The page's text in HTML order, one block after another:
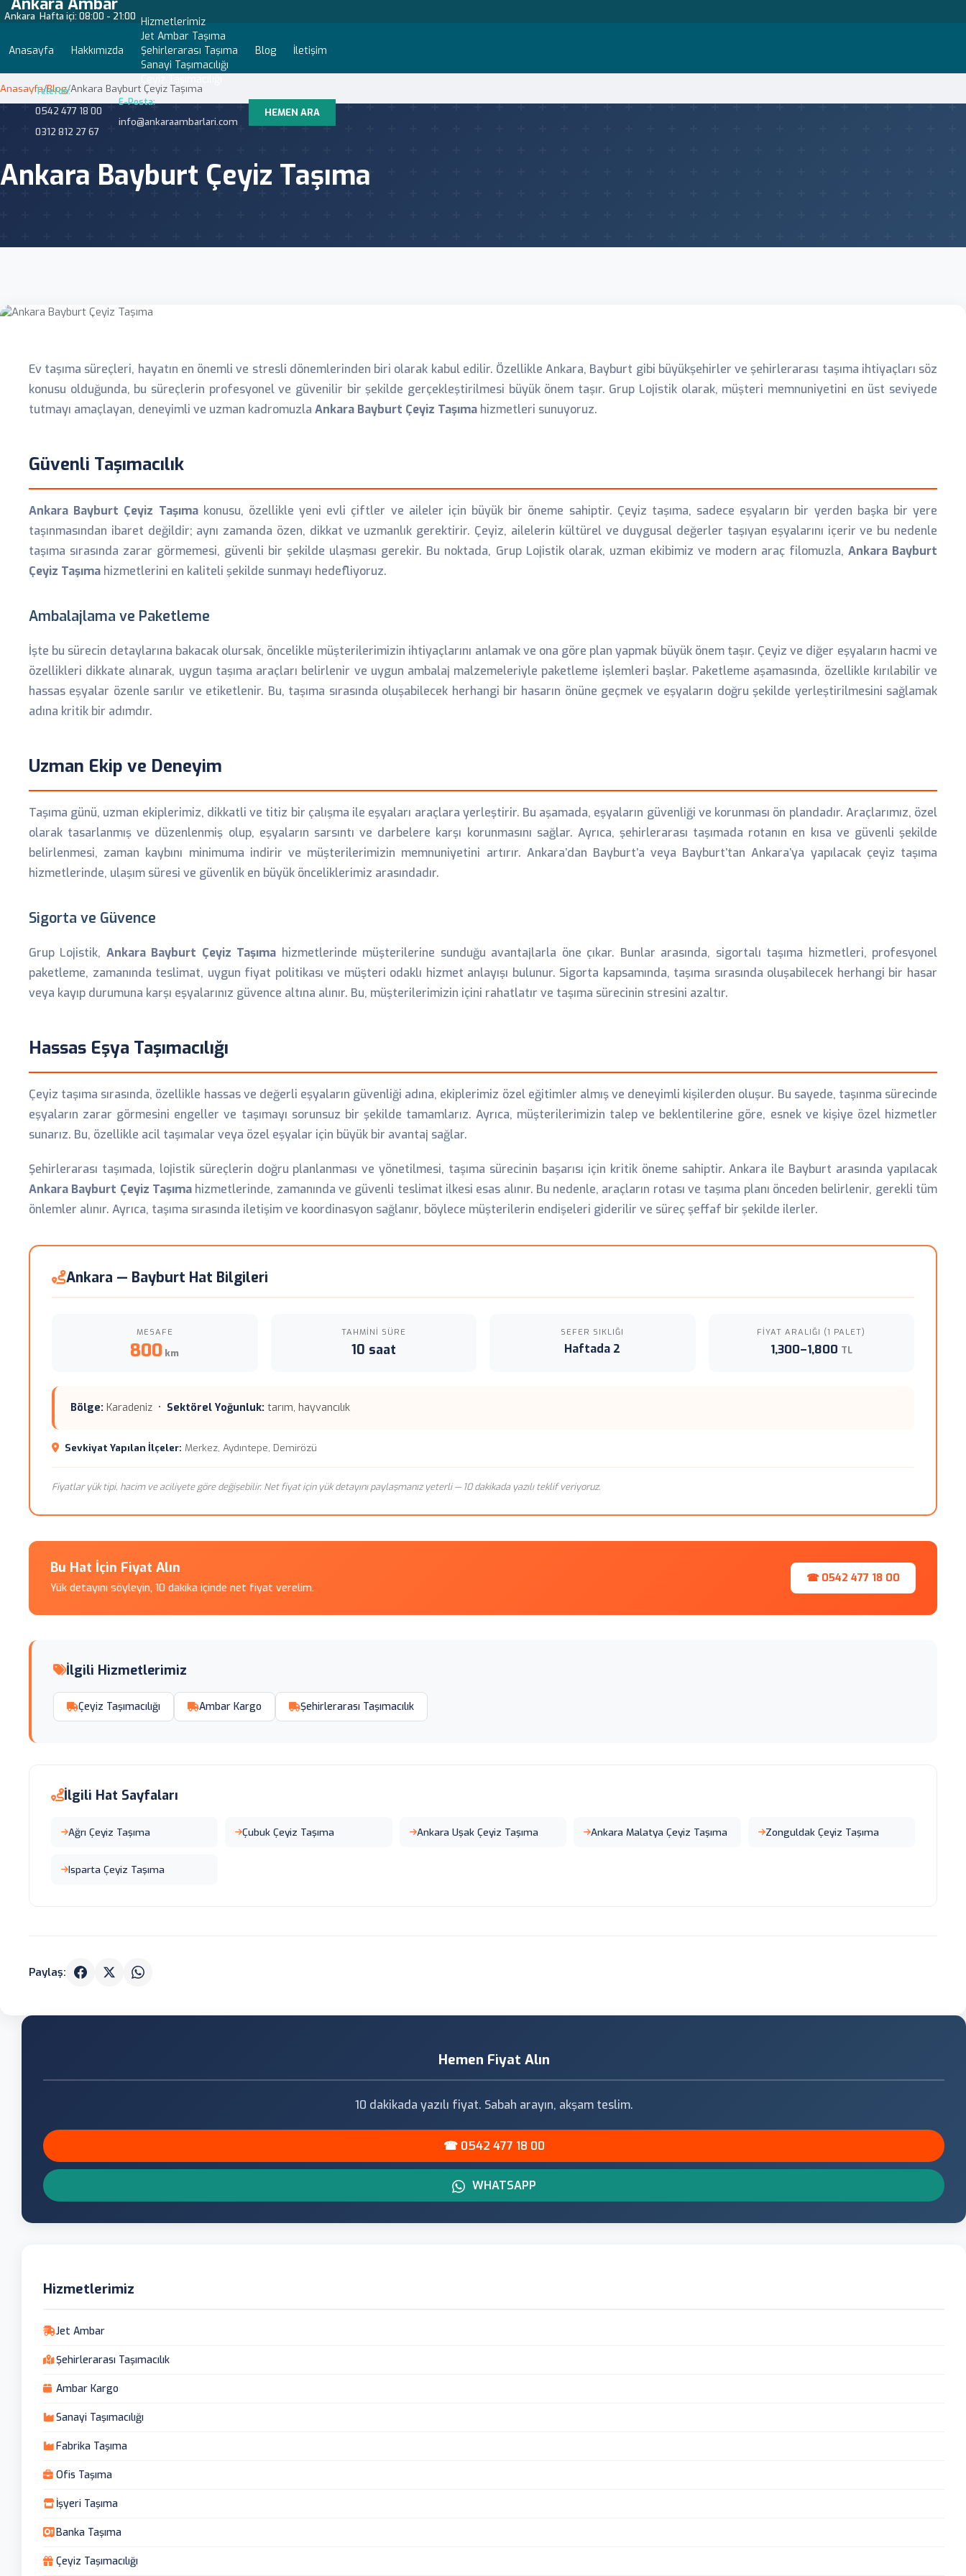
Ankara Hafta içi: 08:00 - 21:00
Anasayfa Hakkımızda
Hizmetlerimiz
Jet Ambar Taşıma
Şehirlerarası Taşıma
Sanayi Taşımacılığı
Blog İletişim
Telefon:
0542 477 18 00
0312 812 27 67
E-Posta:
info@ankaraambarlari.com
HEMEN ARA
Anasayfa/Blog/Ankara Bayburt Çeyiz Taşıma
Ankara Bayburt Çeyiz Taşıma
Ev taşıma süreçleri, hayatın en önemli ve stresli dönemlerinden biri olarak kabul edilir. Özellikle Ankara, Bayburt gibi büyükşehirler ve şehirlerarası taşıma ihtiyaçları söz
konusu olduğunda, bu süreçlerin profesyonel ve güvenilir bir şekilde gerçekleştirilmesi büyük önem taşır. Grup Lojistik olarak, müşteri memnuniyetini en üst seviyede
tutmayı amaçlayan, deneyimli ve uzman kadromuzla Ankara Bayburt Çeyiz Taşıma hizmetleri sunuyoruz.
Güvenli Taşımacılık
Ankara Bayburt Çeyiz Taşımakonusu, özellikle yeni evli çiftler ve aileler için büyük bir öneme sahiptir. Çeyiz taşıma, sadece eşyaların bir yerden başka bir yere
taşınmasından ibaret değildir; aynı zamanda özen, dikkat ve uzmanlık gerektirir. Çeyiz, ailelerin kültürel ve duygusal değerler taşıyan eşyalarını içerir ve bu nedenle
taşıma sırasında zarar görmemesi, güvenli bir şekilde ulaşması gerekir. Bu noktada, Grup Lojistik olarak, uzman ekibimiz ve modern araç filomuzla, Ankara Bayburt
Çeyiz Taşıma hizmetlerini en kaliteli şekilde sunmayı hedefliyoruz.
Ambalajlama ve Paketleme
İşte bu sürecin detaylarına bakacak olursak, öncelikle müşterilerimizin ihtiyaçlarını anlamak ve ona göre plan yapmak büyük önem taşır. Çeyiz ve diğer eşyaların hacmi ve
özellikleri dikkate alınarak, uygun taşıma araçları belirlenir ve uygun ambalaj malzemeleriyle paketleme işlemleri başlar. Paketleme aşamasında, özellikle kırılabilir ve
hassas eşyalar özenle sarılır ve etiketlenir. Bu, taşıma sırasında oluşabilecek herhangi bir hasarın önüne geçmek ve eşyaların doğru şekilde yerleştirilmesini sağlamak
adına kritik bir adımdır.
Uzman Ekip ve Deneyim
Taşıma günü, uzman ekiplerimiz, dikkatli ve titiz bir çalışma ile eşyaları araçlara yerleştirir. Bu aşamada, eşyaların güvenliği ve korunması ön plandadır. Araçlarımız, özel
olarak tasarlanmış ve düzenlenmiş olup, eşyaların sarsıntı ve darbelere karşı korunmasını sağlar. Ayrıca, şehirlerarası taşımada rotanın en kısa ve güvenli şekilde
belirlenmesi, zaman kaybını minimuma indirir ve müşterilerimizin memnuniyetini artırır. Ankara’dan Bayburt’a veya Bayburt’tan Ankara’ya yapılacak çeyiz taşıma
hizmetlerinde, ulaşım süresi ve güvenlik en büyük önceliklerimiz arasındadır.
Sigorta ve Güvence
Grup Lojistik, Ankara Bayburt Çeyiz Taşıma hizmetlerinde müşterilerine sunduğu avantajlarla öne çıkar. Bunlar arasında, sigortalı taşıma hizmetleri, profesyonel
paketleme, zamanında teslimat, uygun fiyat politikası ve müşteri odaklı hizmet anlayışı bulunur. Sigorta kapsamında, taşıma sırasında oluşabilecek herhangi bir hasar
veya kayıp durumuna karşı eşyalarınız güvence altına alınır. Bu, müşterilerimizin içini rahatlatır ve taşıma sürecinin stresini azaltır.
Hassas Eşya Taşımacılığı
Çeyiz taşıma sırasında, özellikle hassas ve değerli eşyaların güvenliği adına, ekiplerimiz özel eğitimler almış ve deneyimli kişilerden oluşur. Bu sayede, taşınma sürecinde
eşyaların zarar görmesini engeller ve taşımayı sorunsuz bir şekilde tamamlarız. Ayrıca, müşterilerimizin talep ve beklentilerine göre, esnek ve kişiye özel hizmetler
sunarız. Bu, özellikle acil taşımalar veya özel eşyalar için büyük bir avantaj sağlar.
Şehirlerarası taşımada, lojistik süreçlerin doğru planlanması ve yönetilmesi, taşıma sürecinin başarısı için kritik öneme sahiptir. Ankara ile Bayburt arasında yapılacak
Ankara Bayburt Çeyiz Taşımahizmetlerinde, zamanında ve güvenli teslimat ilkesi esas alınır. Bu nedenle, araçların rotası ve taşıma planı önceden belirlenir, gerekli tüm
önlemler alınır. Ayrıca, taşıma sırasında iletişim ve koordinasyon sağlanır, böylece müşterilerin endişeleri giderilir ve süreç şeffaf bir şekilde ilerler.
Ankara — Bayburt Hat Bilgileri
MESAFE
800 km
TAHMINI SÜRE
10 saat
SEFER SIKLIĞI
Haftada 2
FIYAT ARALIĞI (1 PALET)
1,300–1,800 TL
Bölge: Karadeniz • Sektörel Yoğunluk: tarım, hayvancılık
Sevkiyat Yapılan İlçeler: Merkez, Aydıntepe, Demirözü
Fiyatlar yük tipi, hacim ve aciliyete göre değişebilir. Net fiyat için yük detayını paylaşmanız yeterli — 10 dakikada yazılı teklif veriyoruz.
Bu Hat İçin Fiyat Alın
Yük detayını söyleyin, 10 dakika içinde net fiyat verelim.
☎ 0542 477 18 00
İlgili Hizmetlerimiz
Çeyiz Taşımacılığı Ambar Kargo Şehirlerarası Taşımacılık
İlgili Hat Sayfaları
Ağrı Çeyiz Taşıma Çubuk Çeyiz Taşıma Ankara Uşak Çeyiz Taşıma Ankara Malatya Çeyiz Taşıma Zonguldak Çeyiz Taşıma
Isparta Çeyiz Taşıma
Paylaş:
Hemen Fiyat Alın
10 dakikada yazılı fiyat. Sabah arayın, akşam teslim.
☎ 0542 477 18 00
WHATSAPP
Hizmetlerimiz
Jet Ambar
Şehirlerarası Taşımacılık
Ambar Kargo
Sanayi Taşımacılığı
Fabrika Taşıma
Ofis Taşıma
İşyeri Taşıma
Banka Taşıma
Çeyiz Taşımacılığı